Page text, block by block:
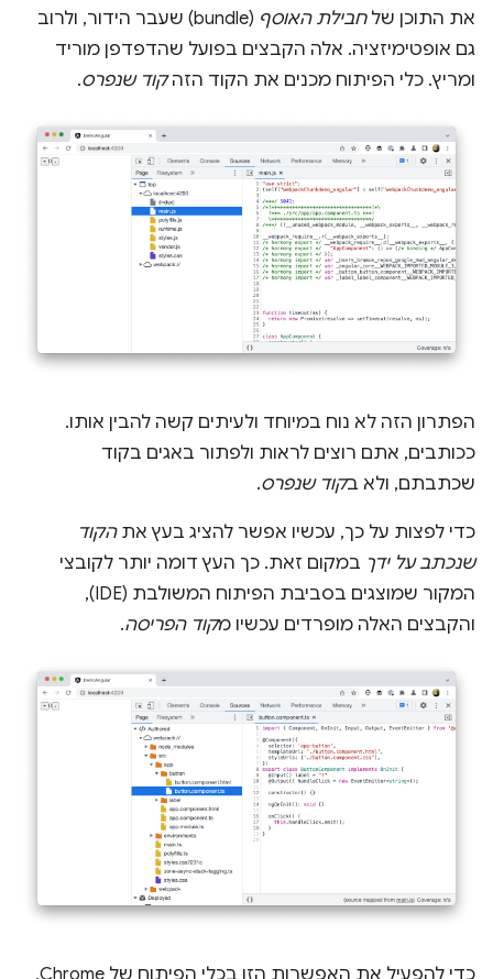
את התוכן שלחבילת האוסף
(bundle) שעבר הידור, ולרוב
גם אופטימיזציה. אלה הקבצים בפועל שהדפדפן מוריד
ומריץ. כלי הפיתוח מכנים את הקוד הזהקוד שנפרס.
הפתרון הזה לא נוח במיוחד ולעיתים קשה להבין אותו.
ככותבים, אתם רוצים לראות ולפתור באגים בקוד
שכתבתם, ולא בקוד שנפרס.
כדי לפצות על כך, עכשיו אפשר להציג בעץ אתהקוד
שנכתב על ידך במקום זאת. כך העץ דומה יותר לקובצי
המקור שמוצגים בסביבת הפיתוח המשולבת (IDE),
והקבצים האלה מופרדים עכשיו מקוד הפריסה.